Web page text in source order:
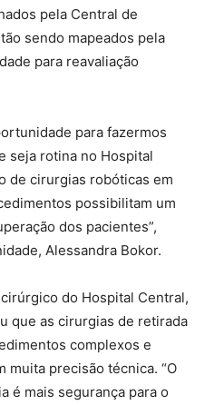
pela Central de
sendo mapeados pela
para reavaliação
para fazermos
seja rotina no Hospital
de cirurgias robóticas em
possibilitam um
dos pacientes”,
Alessandra Bokor.
do Hospital Central,
que as cirurgias de retirada
complexos e
muita precisão técnica. “O
é mais segurança para o